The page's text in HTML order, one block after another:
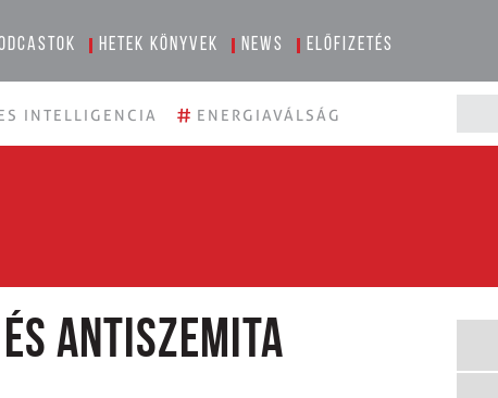
Hetek könyvek News Előfizetés
INTELLIGENCIA # ENERGIAVÁLSÁG
antiszemita